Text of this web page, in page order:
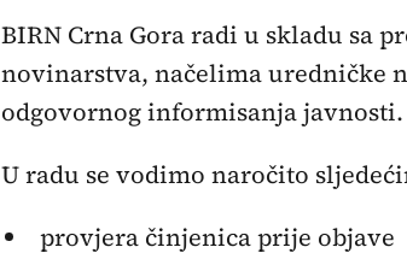
BIRN Crna Gora radi u skladu sa
novinarstva, načelima uredničke
odgovornog informisanja javnosti.
U radu se vodimo naročito
provjera činjenica prije objave